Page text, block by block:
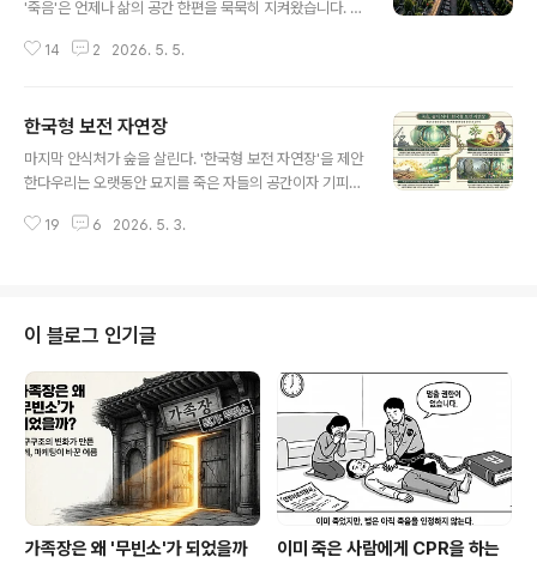
'죽음'은 언제나 삶의 공간 한편을 묵묵히 지켜왔습니다. 하
지는 이제 산 자들의 공간을 압박하는 무거운 짐이 되었습
다. 민정부 산하 101연구소가 주도하는 이 프로젝트는 단
순한 장례 간소화 권고를 넘어, 법적 강제력과 고도의 기술
표준을 갖춘 국가적 혁명으로 진화하고 있습니다. 죽음의
래를 예고하고 있을까요? 0.15평의 혁명, 전통 묘지보다 5
14 2 2026. 5. 5.
한국형 보전 자연장
마지막 안식처가 숲을 살린다. '한국형 보전 자연장'을 제안
한다우리는 오랫동안 묘지를 죽은 자들의 공간이자 기피
한국의 묘지와 납골시설 다수는 실제로 자연을 훼손하며
요가 있다. 나의 마지막이 땅에 부담을 주는 것이 아니라,
그 땅을 영구히 지키는 근거가 된다면 어떨까. 이것이 한국
형 보전 자연장의 출발점이다. 한국형 보전 자연장이란 무
엇인가 1998년 미국 사우스캐롤라이나에서 문을 연 램지
크리크 보전 매장지(Ramsey Creek Preserve)는 이
개념을 세계 최초로 실..
19 6 2026. 5. 3.
이 블로그 인기글
가족장은 왜 '무빈소'가 되었을까
이미 죽은 사람에게 CPR을 하는